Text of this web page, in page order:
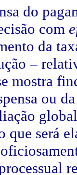
do
com
da
–
mostra
ou
que será